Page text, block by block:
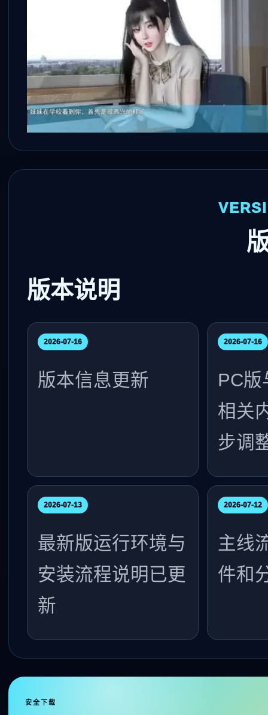
版本说明
2026-07-16
版本信息更新
2026-07-16
PC版
相关
步调
2026-07-13
最新版运行环境与
安装流程说明已更
新
2026-07-12
主线
件和
安全下载